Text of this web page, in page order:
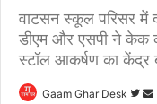
वाटसन स्कूल परिसर में
डीएम और एसपी ने केक
स्टॉल आकर्षण का केंद्र
Gaam Ghar Desk